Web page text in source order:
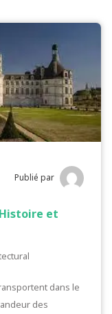
Publié par
et
dans le
des